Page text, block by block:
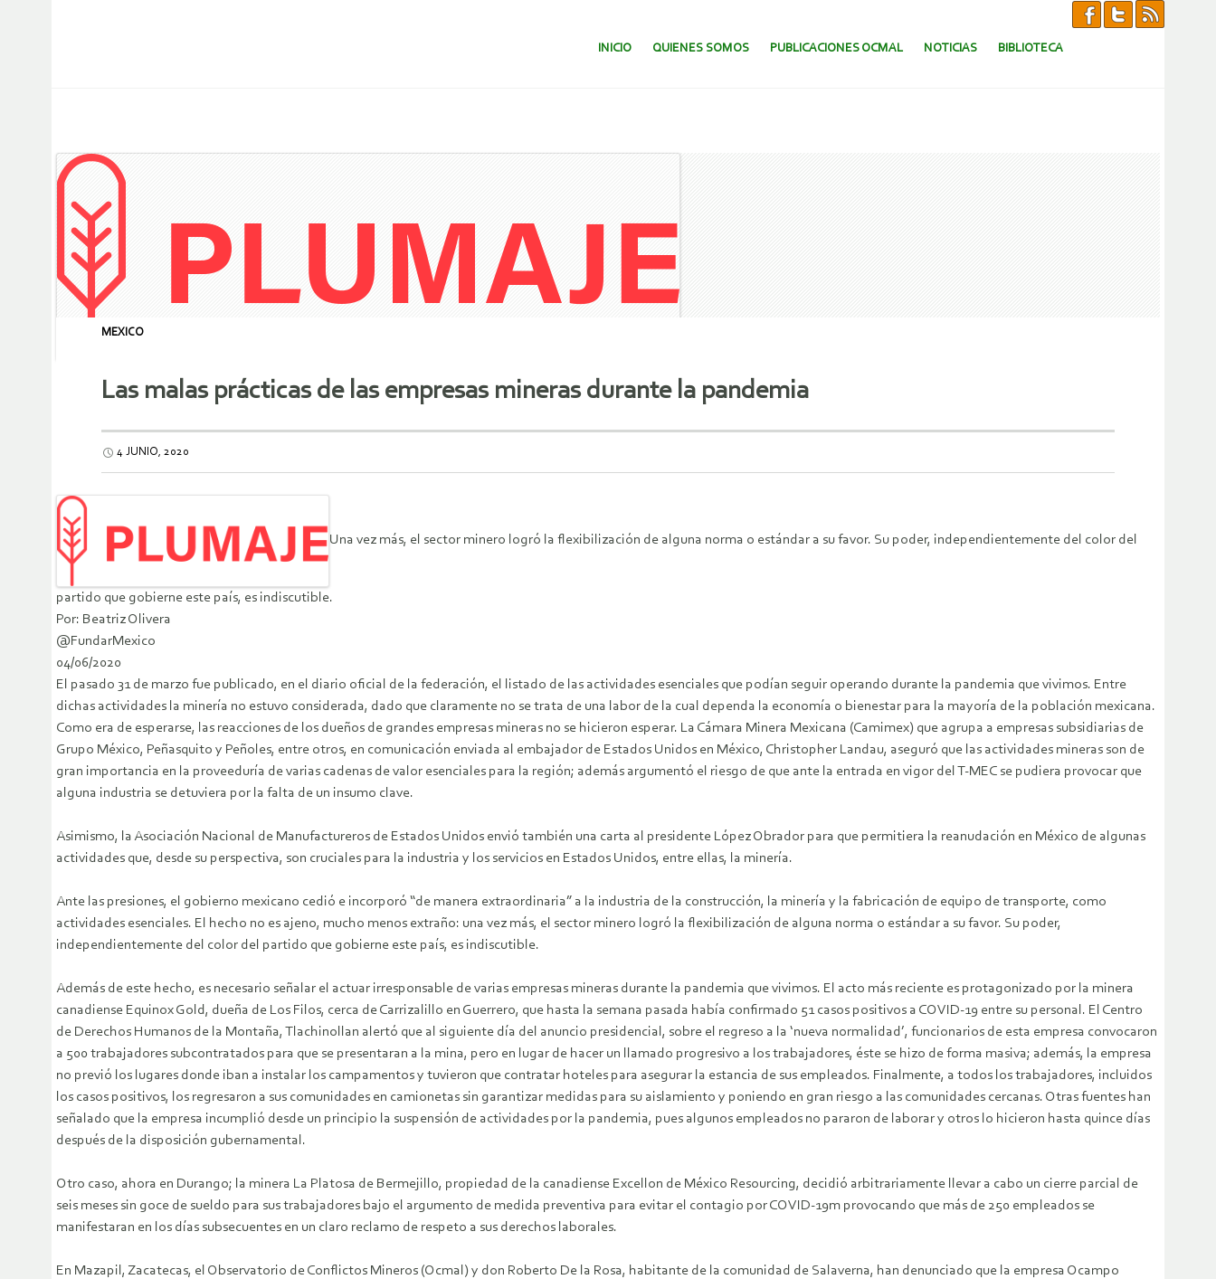
SALTAR AL CONTENIDO.
INICIO QUIENES SOMOS PUBLICACIONES OCMAL NOTICIAS BIBLIOTECA
MEXICO
Las malas prácticas de las empresas mineras durante la pandemia
4 JUNIO, 2020
Una vez más, el sector minero logró la flexibilización de alguna norma o estándar a su favor. Su poder, independientemente del color del
partido que gobierne este país, es indiscutible.
Por: Beatriz Olivera
@FundarMexico
04/06/2020
El pasado 31 de marzo fue publicado, en el diario oficial de la federación, el listado de las actividades esenciales que podían seguir operando durante la pandemia que vivimos. Entre
dichas actividades la minería no estuvo considerada, dado que claramente no se trata de una labor de la cual dependa la economía o bienestar para la mayoría de la población mexicana.
Como era de esperarse, las reacciones de los dueños de grandes empresas mineras no se hicieron esperar. La Cámara Minera Mexicana (Camimex) que agrupa a empresas subsidiarias de
Grupo México, Peñasquito y Peñoles, entre otros, en comunicación enviada al embajador de Estados Unidos en México, Christopher Landau, aseguró que las actividades mineras son de
gran importancia en la proveeduría de varias cadenas de valor esenciales para la región; además argumentó el riesgo de que ante la entrada en vigor del T-MEC se pudiera provocar que
alguna industria se detuviera por la falta de un insumo clave.
Asimismo, la Asociación Nacional de Manufactureros de Estados Unidos envió también una carta al presidente López Obrador para que permitiera la reanudación en México de algunas
actividades que, desde su perspectiva, son cruciales para la industria y los servicios en Estados Unidos, entre ellas, la minería.
Ante las presiones, el gobierno mexicano cedió e incorporó “de manera extraordinaria” a la industria de la construcción, la minería y la fabricación de equipo de transporte, como
actividades esenciales. El hecho no es ajeno, mucho menos extraño: una vez más, el sector minero logró la flexibilización de alguna norma o estándar a su favor. Su poder,
independientemente del color del partido que gobierne este país, es indiscutible.
Además de este hecho, es necesario señalar el actuar irresponsable de varias empresas mineras durante la pandemia que vivimos. El acto más reciente es protagonizado por la minera
canadiense Equinox Gold, dueña de Los Filos, cerca de Carrizalillo en Guerrero, que hasta la semana pasada había confirmado 51 casos positivos a COVID-19 entre su personal. El Centro
de Derechos Humanos de la Montaña, Tlachinollan alertó que al siguiente día del anuncio presidencial, sobre el regreso a la ‘nueva normalidad’, funcionarios de esta empresa convocaron
a 500 trabajadores subcontratados para que se presentaran a la mina, pero en lugar de hacer un llamado progresivo a los trabajadores, éste se hizo de forma masiva; además, la empresa
no previó los lugares donde iban a instalar los campamentos y tuvieron que contratar hoteles para asegurar la estancia de sus empleados. Finalmente, a todos los trabajadores, incluidos
los casos positivos, los regresaron a sus comunidades en camionetas sin garantizar medidas para su aislamiento y poniendo en gran riesgo a las comunidades cercanas. Otras fuentes han
señalado que la empresa incumplió desde un principio la suspensión de actividades por la pandemia, pues algunos empleados no pararon de laborar y otros lo hicieron hasta quince días
después de la disposición gubernamental.
Otro caso, ahora en Durango; la minera La Platosa de Bermejillo, propiedad de la canadiense Excellon de México Resourcing, decidió arbitrariamente llevar a cabo un cierre parcial de
seis meses sin goce de sueldo para sus trabajadores bajo el argumento de medida preventiva para evitar el contagio por COVID-19m provocando que más de 250 empleados se
manifestaran en los días subsecuentes en un claro reclamo de respeto a sus derechos laborales.
En Mazapil, Zacatecas, el Observatorio de Conflictos Mineros (Ocmal) y don Roberto De la Rosa, habitante de la comunidad de Salaverna, han denunciado que la empresa Ocampo